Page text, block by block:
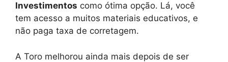
Investimentos como ótima opção. Lá, você
tem acesso a muitos materiais educativos, e
não paga taxa de corretagem.
A Toro melhorou ainda mais depois de ser